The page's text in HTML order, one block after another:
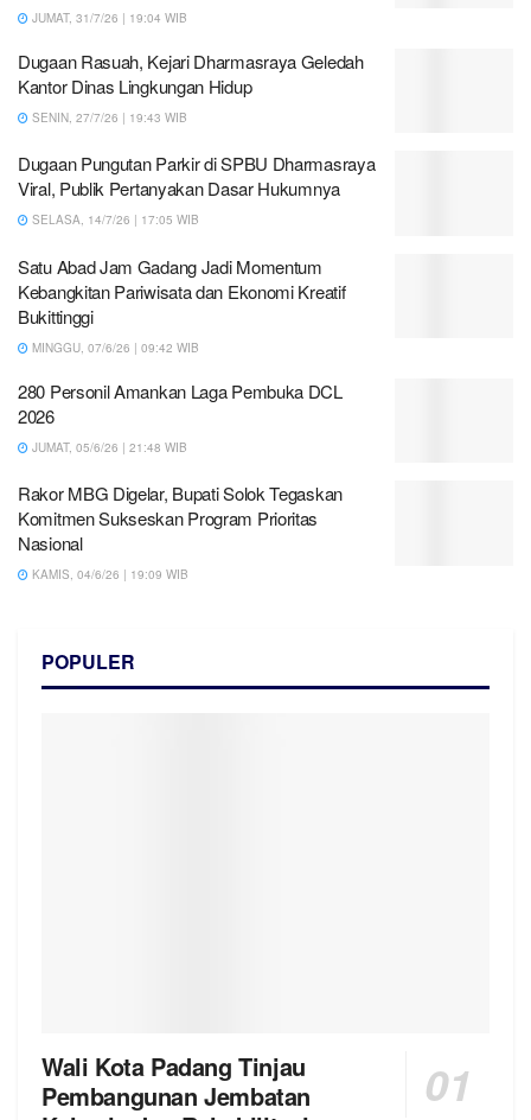
JUMAT, 31/7/26 | 19:04 WIB
Dugaan Rasuah, Kejari Dharmasraya Geledah
Kantor Dinas Lingkungan Hidup
SENIN, 27/7/26 | 19:43 WIB
Dugaan Pungutan Parkir di SPBU Dharmasraya
Viral, Publik Pertanyakan Dasar Hukumnya
SELASA, 14/7/26 | 17:05 WIB
Satu Abad Jam Gadang Jadi Momentum
Kebangkitan Pariwisata dan Ekonomi Kreatif
Bukittinggi
MINGGU, 07/6/26 | 09:42 WIB
280 Personil Amankan Laga Pembuka DCL
2026
JUMAT, 05/6/26 | 21:48 WIB
Rakor MBG Digelar, Bupati Solok Tegaskan
Komitmen Sukseskan Program Prioritas
Nasional
KAMIS, 04/6/26 | 19:09 WIB
POPULER
Wali Kota Padang Tinjau
Pembangunan Jembatan